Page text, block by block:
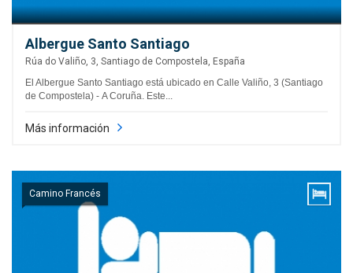
Albergue Santo Santiago
Rúa do Valiño, 3, Santiago de Compostela, España
El Albergue Santo Santiago está ubicado en Calle Valiño, 3 (Santiago
de Compostela) - A Coruña. Este...
Más información
Camino Francés